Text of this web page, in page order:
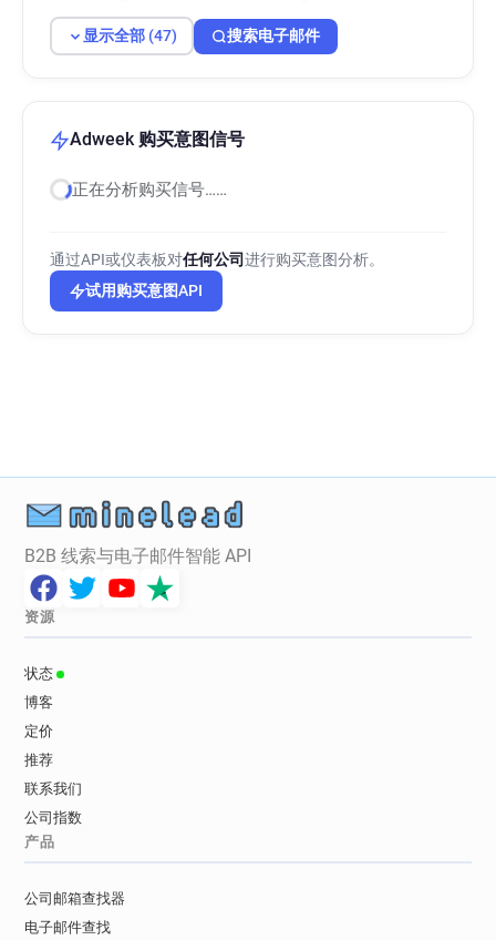
z*********@adweek.com
g*****@adweek.com
g**********@adweek.com
s******@adweek.com
x**********@adweek.com
v*********@adweek.com
x*********@adweek.com
s*******@adweek.com
j*******@adweek.com
a*******@adweek.com
m************@adweek.com
i***********@adweek.com
g*********@adweek.com
显示全部 (47) 搜索电子邮件
Adweek 购买意图信号
正在分析购买信号……
通过API或仪表板对任何公司进行购买意图分析。
试用购买意图API
B2B 线索与电子邮件智能 API
资源
状态
博客
定价
推荐
联系我们
公司指数
产品
公司邮箱查找器
电子邮件查找